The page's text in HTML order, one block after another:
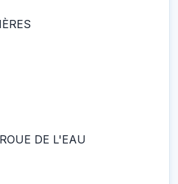
DE L'EAU